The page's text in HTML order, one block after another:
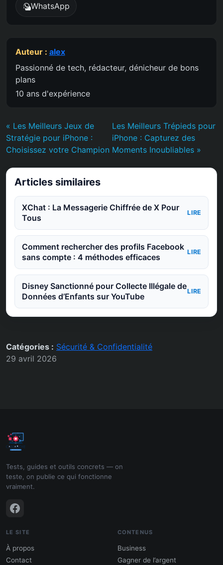
WhatsApp
Auteur : alex
Passionné de tech, rédacteur, dénicheur de bons
plans
10 ans d'expérience
« Les Meilleurs Jeux de
Stratégie pour iPhone :
Choisissez votre Champion
Les Meilleurs Trépieds pour
iPhone : Capturez des
Moments Inoubliables »
Articles similaires
XChat : La Messagerie Chiffrée de X Pour
Tous
LIRE
Comment rechercher des profils Facebook
sans compte : 4 méthodes efficaces
LIRE
Disney Sanctionné pour Collecte Illégale de
Données d’Enfants sur YouTube
LIRE
Catégories : Sécurité & Confidentialité
29 avril 2026
Tests, guides et outils concrets — on
teste, on publie ce qui fonctionne
vraiment.
LE SITE
À propos
Contact
CONTENUS
Business
Gagner de l’argent